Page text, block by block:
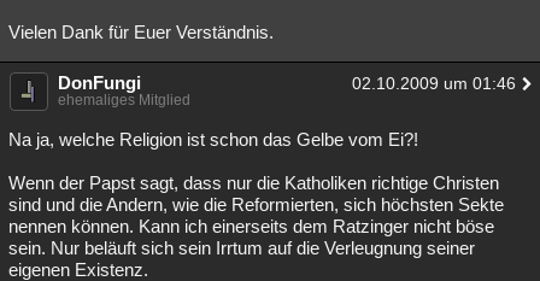
Vielen Dank für Euer Verständnis.
DonFungi 02.10.2009 um 01:46
ehemaliges Mitglied
Na ja, welche Religion ist schon das Gelbe vom Ei?!
Wenn der Papst sagt, dass nur die Katholiken richtige Christen
sind und die Andern, wie die Reformierten, sich höchsten Sekte
nennen können. Kann ich einerseits dem Ratzinger nicht böse
sein. Nur beläuft sich sein Irrtum auf die Verleugnung seiner
eigenen Existenz.